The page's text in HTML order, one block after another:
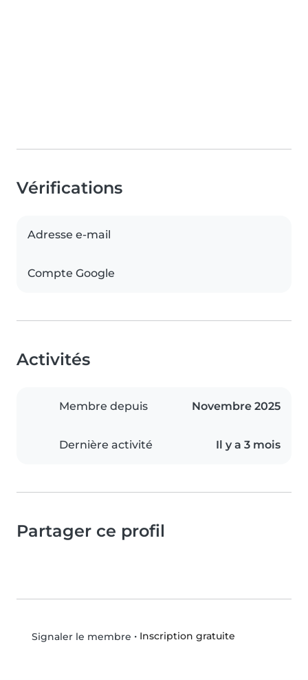
Vérifications
Adresse e-mail
Compte Google
Activités
Membre depuis Novembre 2025
Dernière activité Il y a 3 mois
Partager ce profil
Signaler le membre • Inscription gratuite